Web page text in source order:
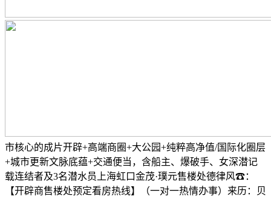
市核心的成片开辟+高端商圈+大公园+纯粹高净值/国际化圈层
+城市更新文脉底蕴+交通便当，含船主、爆破手、女深潜记
载连结者及3名潜水员上海虹口金茂·璞元售楼处德律风☎：
【开辟商售楼处预定看房热线】（一对一热情办事）来历：贝